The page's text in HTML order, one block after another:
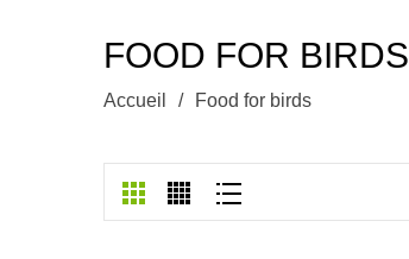
FOOD FOR BIRDS
Accueil / Food for birds